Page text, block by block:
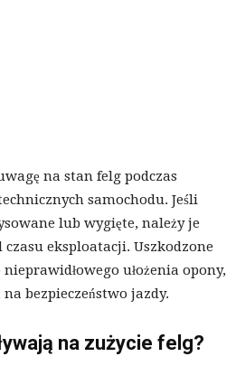
na stan felg podczas
samochodu. Jeśli
lub wygięte, należy je
eksploatacji. Uszkodzone
ułożenia opony,
bezpieczeństwo jazdy.
na zużycie felg?